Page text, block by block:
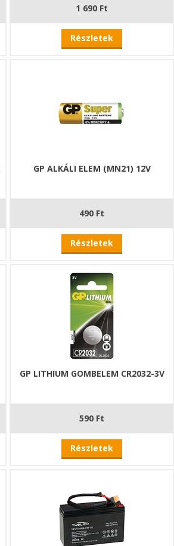
1 690 Ft
Részletek
GP ALKÁLI ELEM (MN21) 12V
490 Ft
Részletek
GP LITHIUM GOMBELEM CR2032-3V
590 Ft
Részletek